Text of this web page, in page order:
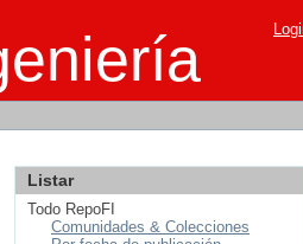
Listar
Todo RepoFI
Comunidades & Colecciones